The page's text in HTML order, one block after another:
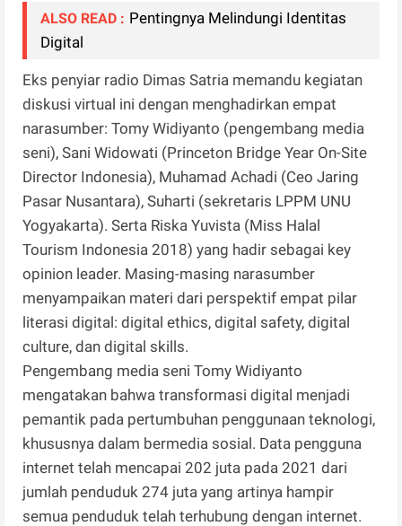
ALSO READ : Pentingnya Melindungi Identitas
Digital
Eks penyiar radio Dimas Satria memandu kegiatan
diskusi virtual ini dengan menghadirkan empat
narasumber: Tomy Widiyanto (pengembang media
seni), Sani Widowati (Princeton Bridge Year On-Site
Director Indonesia), Muhamad Achadi (Ceo Jaring
Pasar Nusantara), Suharti (sekretaris LPPM UNU
Yogyakarta). Serta Riska Yuvista (Miss Halal
Tourism Indonesia 2018) yang hadir sebagai key
opinion leader. Masing-masing narasumber
menyampaikan materi dari perspektif empat pilar
literasi digital: digital ethics, digital safety, digital
culture, dan digital skills.
Pengembang media seni Tomy Widiyanto
mengatakan bahwa transformasi digital menjadi
pemantik pada pertumbuhan penggunaan teknologi,
khususnya dalam bermedia sosial. Data pengguna
internet telah mencapai 202 juta pada 2021 dari
jumlah penduduk 274 juta yang artinya hampir
semua penduduk telah terhubung dengan internet.